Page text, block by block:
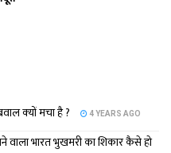
क्‍यों मचा है ? 4 YEARS AGO
वाला भारत भुखमरी का शिकार कैसे हो